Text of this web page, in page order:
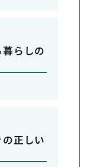
らしの
正しい